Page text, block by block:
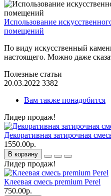
Использование
помещений
По виду искусственный
настоящего. Можно даже
Полезные статьи
20.03.2022 3382
Вам также понадобится
Лидер продаж!
Декоративная затирочная
1550.00р.
В корзину
Лидер продаж!
Клеевая смесь premium Perel
750.00р.